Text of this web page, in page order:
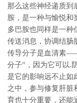
那么这些神经递质到
胺，是一种与愉悦和
多巴胺也同样是一种
传送消息，协调结肠
传导分子是血清素
分子”，因为它可以.
是它的影响远不止如
之中，参与修复肝脏
育也十分重要，还能